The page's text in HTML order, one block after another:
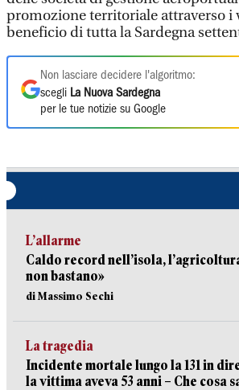
promozione territoriale attraverso i
beneficio di tutta la Sardegna
Non lasciare decidere l'algoritmo:
scegli La Nuova Sardegna
per le tue notizie su Google
L’allarme
Caldo record nell’isola,
non bastano»
di Massimo Sechi
La tragedia
Incidente mortale lungo la 131 in
la vittima aveva 53 anni – Che cosa